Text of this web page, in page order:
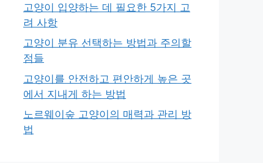
고양이 입양하는 데 필요한 5가지 고
려 사항
고양이 분유 선택하는 방법과 주의할
점들
고양이를 안전하고 편안하게 높은 곳
에서 지내게 하는 방법
노르웨이숲 고양이의 매력과 관리 방
법